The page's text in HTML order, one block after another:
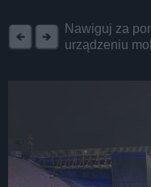
Nawiguj za
urządzeniu